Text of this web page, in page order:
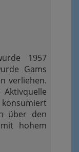
1957
Gams
verliehen.
über den
hohem